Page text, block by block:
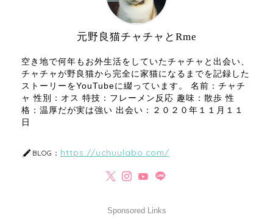
元野良猫チャチャとRme
空き地で何年もお外生活をしていたチャチャと出会い、
チャチャが野良猫から完全に家猫になるまでを記録した
ストーリーをYouTubeに綴っています。 名前：チャチ
ャ 性別：オス 特技：フレーメン反応 趣味：散歩 性
格：温厚だが実は強い 出会い：２０２０年１１月１１
日
BLOG： https://uchuulabo.com/
Sponsored Links